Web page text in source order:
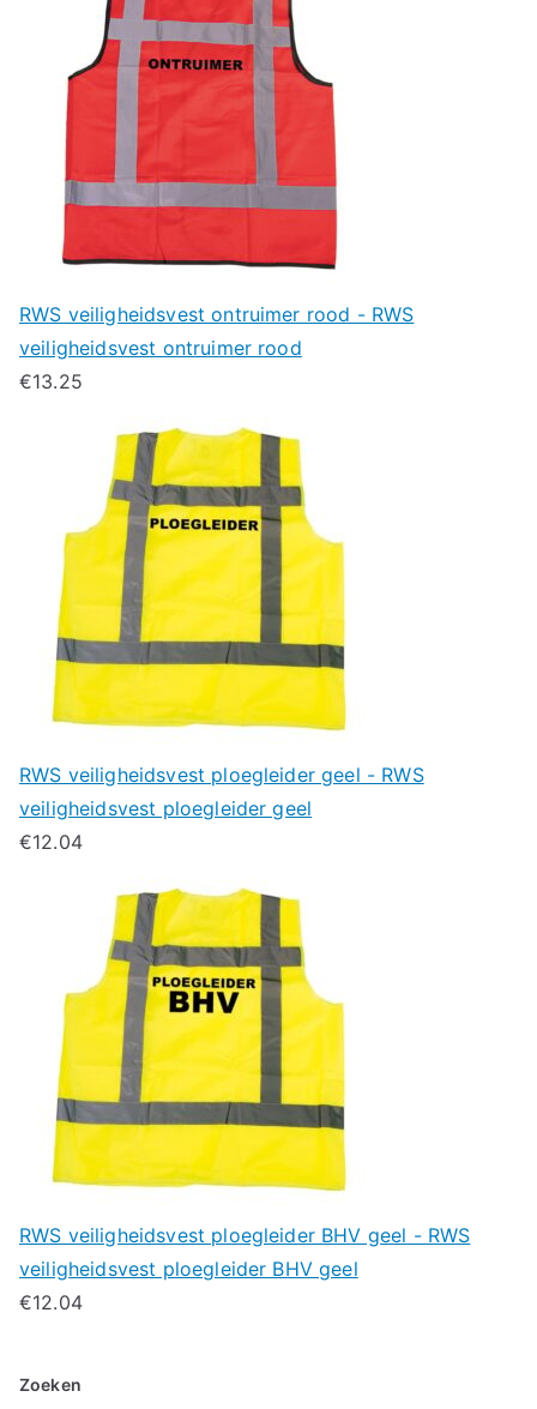
RWS veiligheidsvest ontruimer rood - RWS
veiligheidsvest ontruimer rood
€13.25
RWS veiligheidsvest ploegleider geel - RWS
veiligheidsvest ploegleider geel
€12.04
RWS veiligheidsvest ploegleider BHV geel - RWS
veiligheidsvest ploegleider BHV geel
€12.04
Zoeken